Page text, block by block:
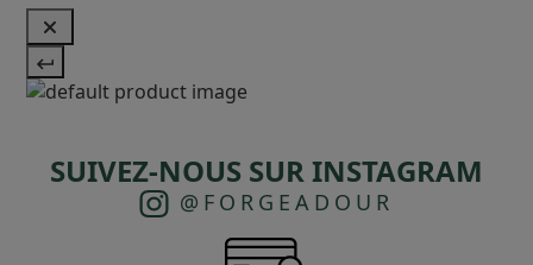
SUIVEZ-NOUS SUR INSTAGRAM
@FORGEADOUR